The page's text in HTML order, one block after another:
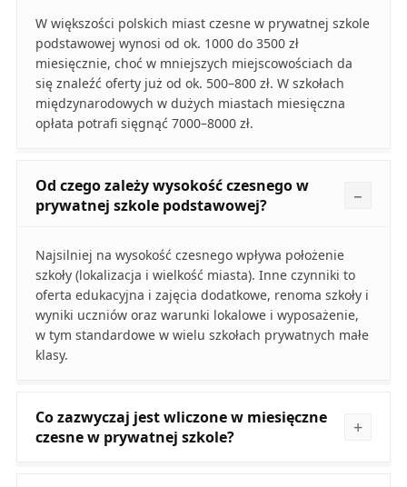
W większości polskich miast czesne w prywatnej szkole
podstawowej wynosi od ok. 1000 do 3500 zł
miesięcznie, choć w mniejszych miejscowościach da
się znaleźć oferty już od ok. 500–800 zł. W szkołach
międzynarodowych w dużych miastach miesięczna
opłata potrafi sięgnąć 7000–8000 zł.
Od czego zależy wysokość czesnego w
prywatnej szkole podstawowej?
Najsilniej na wysokość czesnego wpływa położenie
szkoły (lokalizacja i wielkość miasta). Inne czynniki to
oferta edukacyjna i zajęcia dodatkowe, renoma szkoły i
wyniki uczniów oraz warunki lokalowe i wyposażenie,
w tym standardowe w wielu szkołach prywatnych małe
klasy.
Co zazwyczaj jest wliczone w miesięczne
czesne w prywatnej szkole?